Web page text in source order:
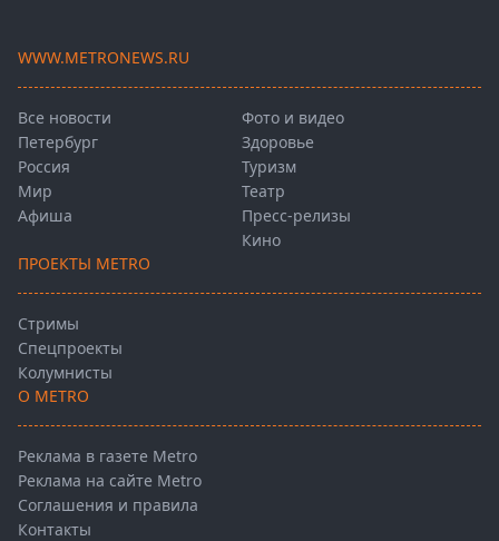
WWW.METRONEWS.RU
Все новости
Петербург
Россия
Мир
Афиша
Фото и видео
Здоровье
Туризм
Театр
Пресс-релизы
Кино
ПРОЕКТЫ METRO
Стримы
Спецпроекты
Колумнисты
О METRO
Реклама в газете Metro
Реклама на сайте Metro
Соглашения и правила
Контакты